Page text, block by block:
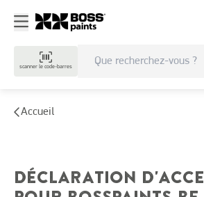
scanner le code-barres
Accueil
DÉCLARATION